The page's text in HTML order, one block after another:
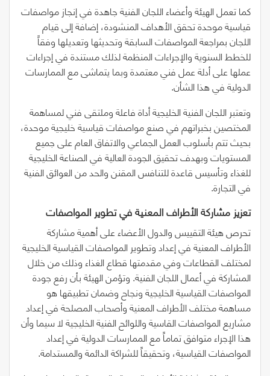
كما تعمل الهيئة وأعضاء اللجان الفنية جاهدة في إنجاز مواصفات
قياسية موحدة تحقق الأهداف المنشودة، إضافة إلى قيام
اللجان بمراجعة المواصفات السابقة وتحديثها وتعديلها وفقاً
للخطط السنوية والإجراءات المنظمة لذلك مستندة في إجراءات
عملها على أدلة عمل فني معتمدة وبما يتماشى مع الممارسات
الدولية في هذا الشأن.
وتعتبر اللجان الفنية الخليجية أداة فاعلة وملتقى فني لمساهمة
المختصين بخبراتهم في صنع مواصفات قياسية خليجية موحدة،
بحيث تتم بأسلوب العمل الجماعي والاتفاق العام على جميع
المستويات وبهدف تحقيق الجودة العالية في الصناعة الخليجية
للغذاء وتأسيس قاعدة للتنافس المقنن والحد من العوائق الفنية
في التجارة.
تعزيز‭ ‬مشاركة‭ ‬الأطراف‭ ‬المعنية‭ ‬في‭ ‬تطوير‭ ‬المواصفات
تحرص هيئة التقييس والدول الأعضاء على أهمية مشاركة
الأطراف المعنية في إعداد وتطوير المواصفات القياسية الخليجية
لمختلف القطاعات وفي مقدمتها قطاع الغذاء وذلك من خلال
المشاركة في أعمال اللجان الفنية. وتؤمن الهيئة بأن رفع جودة
المواصفات القياسية الخليجية ونجاح وضمان تطبيقها هو
مساهمة مختلف الأطراف المعنية وأصحاب المصلحة في إعداد
مشاريع المواصفات القاسية واللوائح الفنية الخليجية لا سيما وأن
هذا الإجراء متوافق تماماً مع الممارسات الدولية في إعداد
المواصفات القياسية، وتحقيقاً للشراكة الدائمة والمستدامة.